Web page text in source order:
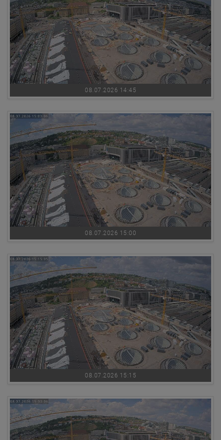
08.07.2026 14:45
08.07.2026 15:00
08.07.2026 15:15